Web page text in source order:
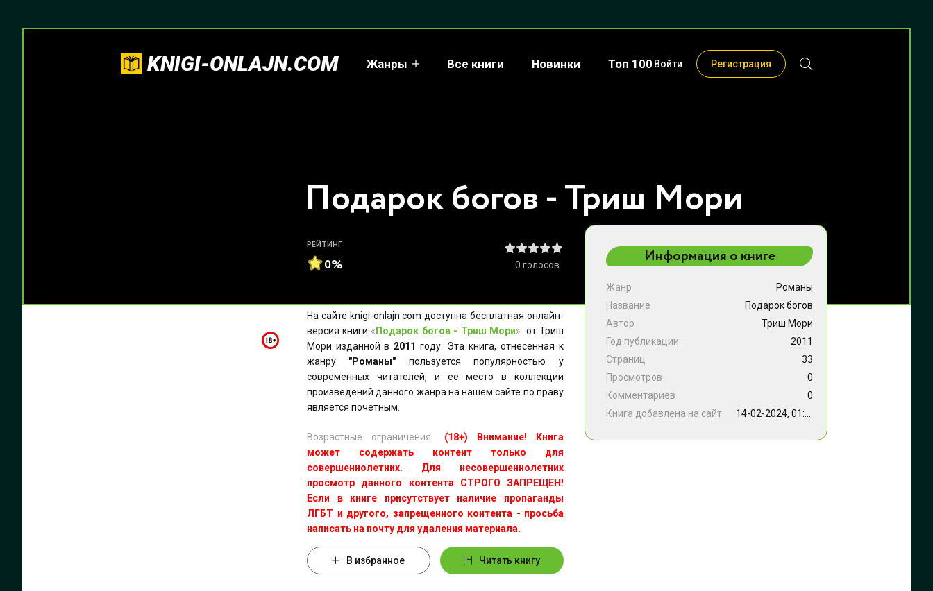
KNIGI-ONLAJN.COM Жанры Все книги Новинки Топ 100 Войти Регистрация
Подарок богов - Триш Мори
РЕЙТИНГ
0% 0 голосов
На сайте knigi-onlajn.com доступна бесплатная онлайн-
версия книги « Подарок богов - Триш Мори» от Триш
Мори изданной в 2011 году. Эта книга, отнесенная к
жанру "Романы" пользуется популярностью у
современных читателей, и ее место в коллекции
произведений данного жанра на нашем сайте по праву
является почетным.
Возрастные ограничения:
(18+) Внимание! Книга
может содержать контент только для
совершеннолетних. Для несовершеннолетних
просмотр данного контента СТРОГО ЗАПРЕЩЕН!
Если в книге присутствует наличие пропаганды
ЛГБТ и другого, запрещенного контента - просьба
написать на почту для удаления материала.
В избранное Читать книгу
Информация о книге
Жанр
Романы
Название
Подарок богов
Автор
Триш Мори
Год публикации
2011
Страниц
33
Просмотров
0
Комментариев
0
Книга добавлена на сайт